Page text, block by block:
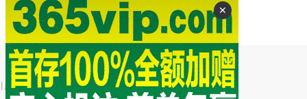
✕
的争议和法律责任。